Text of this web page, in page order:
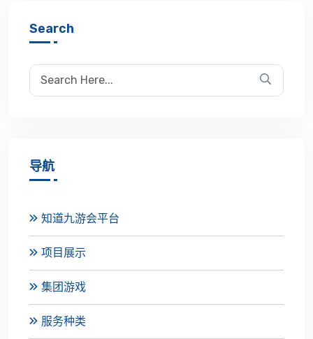
Search
导航
知道九游会平台
项目展示
集团游戏
服务种类